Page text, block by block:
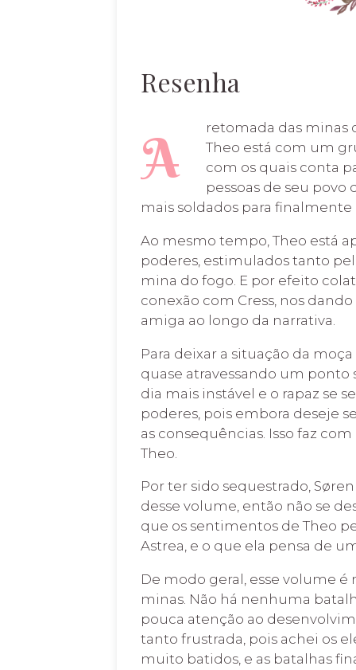
Resenha
A
retomada das minas
Theo está com um
com os quais conta
pessoas de seu povo
mais soldados para
Ao mesmo tempo, Theo está
poderes, estimulados tanto
mina do fogo. E por efeito
conexão com Cress, nos
amiga ao longo da narrativa.
Para deixar a situação da
quase atravessando um ponto
dia mais instável e o rapaz se
poderes, pois embora deseje
as consequências. Isso faz
Theo.
Por ter sido sequestrado,
desse volume, então não se
que os sentimentos de Theo
Astrea, e o que ela pensa de
De modo geral, esse volume
minas. Não há nenhuma
pouca atenção ao
tanto frustrada, pois achei os
muito batidos, e as batalhas